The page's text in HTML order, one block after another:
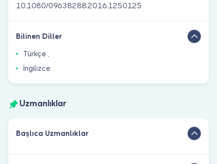
10.1080/09638288.2016.1250125
Bilinen Diller
Türkçe ,
İngilizce
Uzmanlıklar
Başlıca Uzmanlıklar